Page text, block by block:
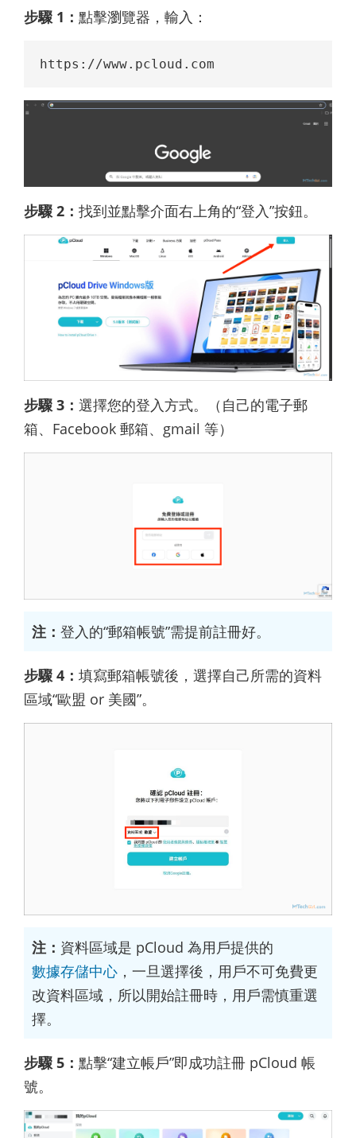
步驟 1： 點擊瀏覽器，輸入：
https://www.pcloud.com
步驟 2： 找到並點擊介面右上角的“登入”按鈕。
步驟 3： 選擇您的登入方式。（自己的電子郵
箱、Facebook 郵箱、gmail 等）
注： 登入的“郵箱帳號”需提前註冊好。
步驟 4： 填寫郵箱帳號後，選擇自己所需的資料
區域“歐盟 or 美國”。
注： 資料區域是 pCloud 為用戶提供的
數據存儲中心 ，一旦選擇後，用戶不可免費更
改資料區域，所以開始註冊時，用戶需慎重選
擇。
步驟 5： 點擊“建立帳戶”即成功註冊 pCloud 帳
號。